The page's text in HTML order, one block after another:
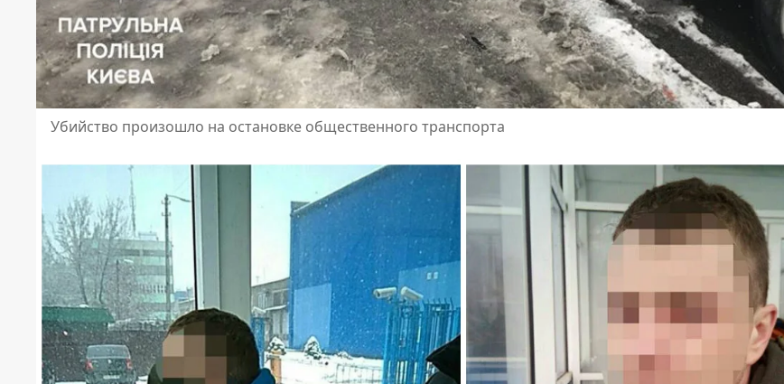
Убийство произошло на остановке общественного транспорта